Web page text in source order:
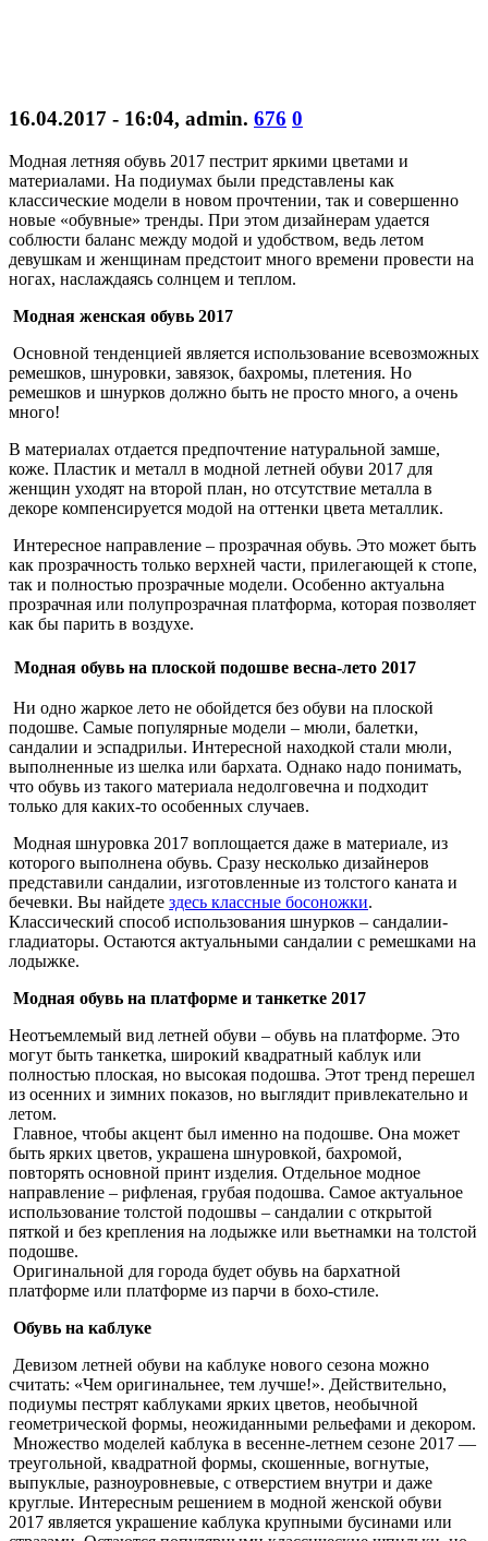
16.04.2017 - 16:04, admin. 676 0
Модная летняя обувь 2017 пестрит яркими цветами и
материалами. На подиумах были представлены как
классические модели в новом прочтении, так и совершенно
новые «обувные» тренды. При этом дизайнерам удается
соблюсти баланс между модой и удобством, ведь летом
девушкам и женщинам предстоит много времени провести на
ногах, наслаждаясь солнцем и теплом.
Модная женская обувь 2017
Основной тенденцией является использование всевозможных
ремешков, шнуровки, завязок, бахромы, плетения. Но
ремешков и шнурков должно быть не просто много, а очень
много!
В материалах отдается предпочтение натуральной замше,
коже. Пластик и металл в модной летней обуви 2017 для
женщин уходят на второй план, но отсутствие металла в
декоре компенсируется модой на оттенки цвета металлик.
Интересное направление – прозрачная обувь. Это может быть
как прозрачность только верхней части, прилегающей к стопе,
так и полностью прозрачные модели. Особенно актуальна
прозрачная или полупрозрачная платформа, которая позволяет
как бы парить в воздухе.
Модная обувь на плоской подошве весна-лето 2017
Ни одно жаркое лето не обойдется без обуви на плоской
подошве. Самые популярные модели – мюли, балетки,
сандалии и эспадрильи. Интересной находкой стали мюли,
выполненные из шелка или бархата. Однако надо понимать,
что обувь из такого материала недолговечна и подходит
только для каких-то особенных случаев.
Модная шнуровка 2017 воплощается даже в материале, из
которого выполнена обувь. Сразу несколько дизайнеров
представили сандалии, изготовленные из толстого каната и
бечевки. Вы найдете здесь классные босоножки.
Классический способ использования шнурков – сандалии-
гладиаторы. Остаются актуальными сандалии с ремешками на
лодыжке.
Модная обувь на платформе и танкетке 2017
Неотъемлемый вид летней обуви – обувь на платформе. Это
могут быть танкетка, широкий квадратный каблук или
полностью плоская, но высокая подошва. Этот тренд перешел
из осенних и зимних показов, но выглядит привлекательно и
летом.
Главное, чтобы акцент был именно на подошве. Она может
быть ярких цветов, украшена шнуровкой, бахромой,
повторять основной принт изделия. Отдельное модное
направление – рифленая, грубая подошва. Самое актуальное
использование толстой подошвы – сандалии с открытой
пяткой и без крепления на лодыжке или вьетнамки на толстой
подошве.
Оригинальной для города будет обувь на бархатной
платформе или платформе из парчи в бохо-стиле.
Обувь на каблуке
Девизом летней обуви на каблуке нового сезона можно
считать: «Чем оригинальнее, тем лучше!». Действительно,
подиумы пестрят каблуками ярких цветов, необычной
геометрической формы, неожиданными рельефами и декором.
Множество моделей каблука в весенне-летнем сезоне 2017 —
треугольной, квадратной формы, скошенные, вогнутые,
выпуклые, разноуровневые, с отверстием внутри и даже
круглые. Интересным решением в модной женской обуви
2017 является украшение каблука крупными бусинами или